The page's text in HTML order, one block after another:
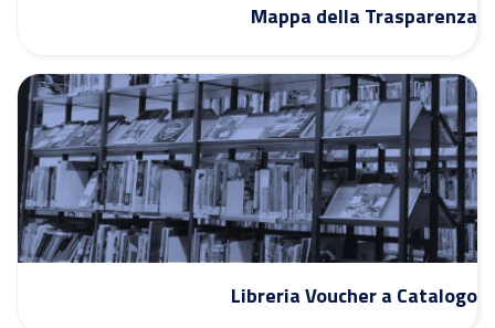
Mappa della Trasparenza
Libreria Voucher a Catalogo